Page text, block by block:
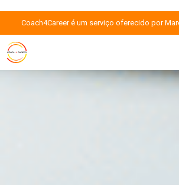
Coach4Career é um serviço oferecido por